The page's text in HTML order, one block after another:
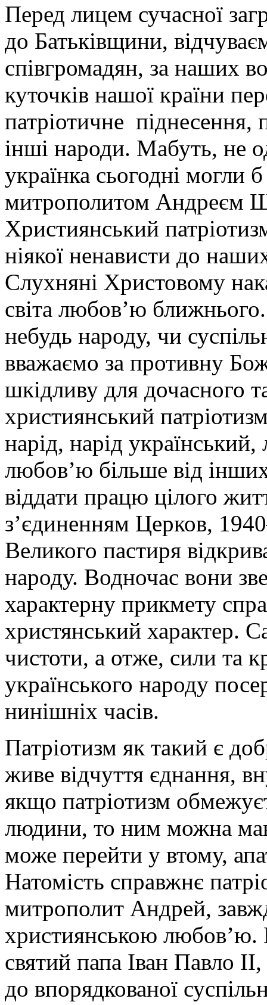
Перед лицем сучасної
до Батьківщини,
співгромадян, за наших
куточків нашої країни
патріотичне
інші народи. Мабуть, не
українка сьогодні могли
митрополитом Андреєм
Християнський
ніякої ненависти до
Слухняні Христовому
світа любов’ю
небудь народу, чи
вважаємо за противну
шкідливу для дочасного
християнський
нарід, нарід
любов’ю більше від
віддати працю цілого
з’єдиненням Церков,
Великого пастиря
народу. Водночас вони
характерну прикмету
христянський характер.
чистоти, а отже, сили та
українського народу
нинішніх часів.
Патріотизм як такий є
живе відчуття єднання,
якщо патріотизм
людини, то ним можна
може перейти у втому,
Натомість справжнє
митрополит Андрей,
християнською любов’ю.
святий папа Іван Павло
до впорядкованої